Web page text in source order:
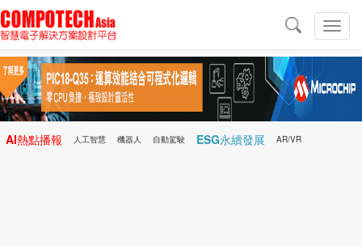
切
換
導
導
航
AI熱點播報 人工智慧 機器人 自動駕駛 ESG永續發展 AR/VR